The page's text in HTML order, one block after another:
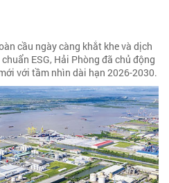
cầu ngày càng khắt khe và dịch
ESG, Hải Phòng đã chủ động
với tầm nhìn dài hạn 2026-2030.